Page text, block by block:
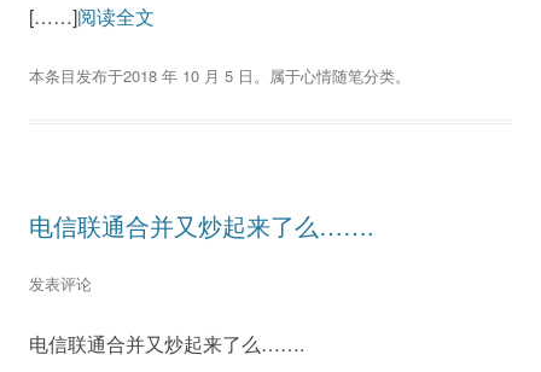
[……]阅读全文
本条目发布于2018 年 10 月 5 日。属于心情随笔分类。
电信联通合并又炒起来了么…….
发表评论
电信联通合并又炒起来了么…….